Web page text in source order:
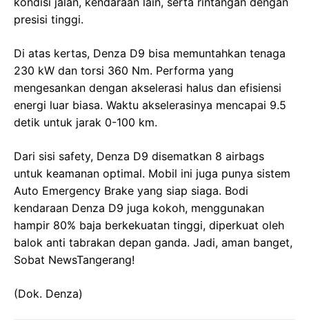
presisi tinggi.
Di atas kertas, Denza D9 bisa memuntahkan tenaga
230 kW dan torsi 360 Nm. Performa yang
mengesankan dengan akselerasi halus dan efisiensi
energi luar biasa. Waktu akselerasinya mencapai 9.5
detik untuk jarak 0-100 km.
Dari sisi safety, Denza D9 disematkan 8 airbags
untuk keamanan optimal. Mobil ini juga punya sistem
Auto Emergency Brake yang siap siaga. Bodi
kendaraan Denza D9 juga kokoh, menggunakan
hampir 80% baja berkekuatan tinggi, diperkuat oleh
balok anti tabrakan depan ganda. Jadi, aman banget,
Sobat NewsTangerang!
(Dok. Denza)